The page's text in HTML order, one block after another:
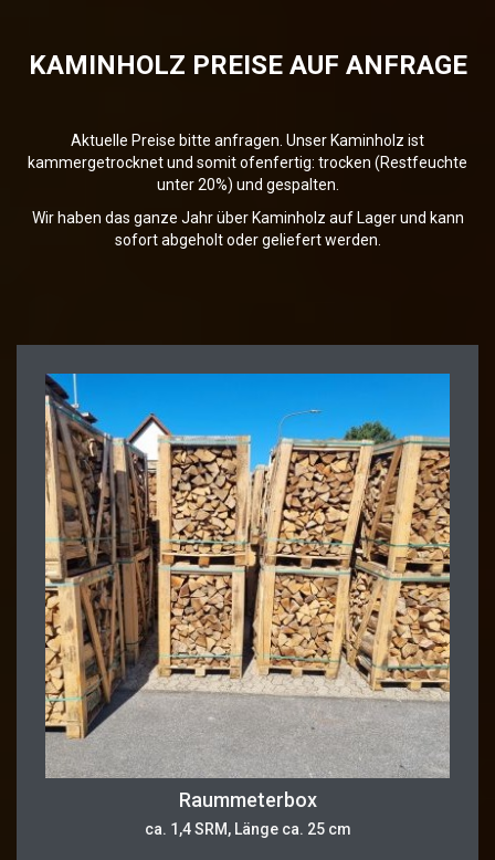
KAMINHOLZ PREISE AUF ANFRAGE
Aktuelle Preise bitte anfragen. Unser Kaminholz ist
kammergetrocknet und somit ofenfertig: trocken (Restfeuchte
unter 20%) und gespalten.
Wir haben das ganze Jahr über Kaminholz auf Lager und kann
sofort abgeholt oder geliefert werden.
Raummeterbox
ca. 1,4 SRM, Länge ca. 25 cm